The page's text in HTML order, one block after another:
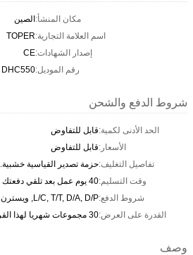
مكان المنشأ:الصين
اسم العلامة التجارية:TOPER
إصدار الشهادات:CE
رقم الموديل:DHC550
شروط الدفع والشحن
الحد الأدنى لكمية:قابل للتفاوض
الأسعار:قابل للتفاوض
تفاصيل التغليف:حزمة تصدير القياسية خشبية.
وقت التسليم:40 يوم عمل بعد تلقي دفعتك
شروط الدفع:L/C, T/T, D/A, D/P, ويسترن يونيون
القدرة على العرض:30 مجموعات شهريا لهذا القرص الطرد المركزي
وصف